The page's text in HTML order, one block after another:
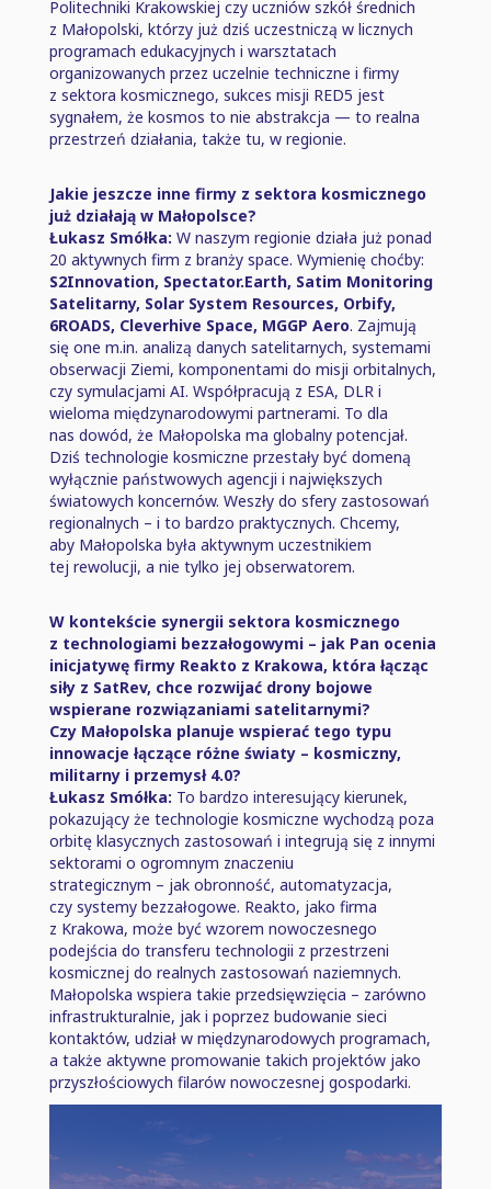
Politechniki Krakowskiej czy uczniów szkół średnich
z Małopolski, którzy już dziś uczestniczą w licznych
programach edukacyjnych i warsztatach
organizowanych przez uczelnie techniczne i firmy
z sektora kosmicznego, sukces misji RED5 jest
sygnałem, że kosmos to nie abstrakcja — to realna
przestrzeń działania, także tu, w regionie.
Jakie jeszcze inne firmy z sektora kosmicznego
już działają w Małopolsce?
Łukasz Smółka: W naszym regionie działa już ponad
20 aktywnych firm z branży space. Wymienię choćby:
S2Innovation, Spectator.Earth, Satim Monitoring
Satelitarny, Solar System Resources, Orbify,
6ROADS, Cleverhive Space, MGGP Aero. Zajmują
się one m.in. analizą danych satelitarnych, systemami
obserwacji Ziemi, komponentami do misji orbitalnych,
czy symulacjami AI. Współpracują z ESA, DLR i
wieloma międzynarodowymi partnerami. To dla
nas dowód, że Małopolska ma globalny potencjał.
Dziś technologie kosmiczne przestały być domeną
wyłącznie państwowych agencji i największych
światowych koncernów. Weszły do sfery zastosowań
regionalnych ⁠–⁠ i to bardzo praktycznych. Chcemy,
aby Małopolska była aktywnym uczestnikiem
tej rewolucji, a nie tylko jej obserwatorem.
W kontekście synergii sektora kosmicznego
z technologiami bezzałogowymi ⁠–⁠ jak Pan ocenia
inicjatywę firmy Reakto z Krakowa, która łącząc
siły z SatRev, chce rozwijać drony bojowe
wspierane rozwiązaniami satelitarnymi?
Czy Małopolska planuje wspierać tego typu
innowacje łączące różne światy ⁠–⁠ kosmiczny,
militarny i przemysł 4.0?
Łukasz Smółka: To bardzo interesujący kierunek,
pokazujący że technologie kosmiczne wychodzą poza
orbitę klasycznych zastosowań i integrują się z innymi
sektorami o ogromnym znaczeniu
strategicznym ⁠–⁠ jak obronność, automatyzacja,
czy systemy bezzałogowe. Reakto, jako firma
z Krakowa, może być wzorem nowoczesnego
podejścia do transferu technologii z przestrzeni
kosmicznej do realnych zastosowań naziemnych.
Małopolska wspiera takie przedsięwzięcia ⁠–⁠ zarówno
infrastrukturalnie, jak i poprzez budowanie sieci
kontaktów, udział w międzynarodowych programach,
a także aktywne promowanie takich projektów jako
przyszłościowych filarów nowoczesnej gospodarki.